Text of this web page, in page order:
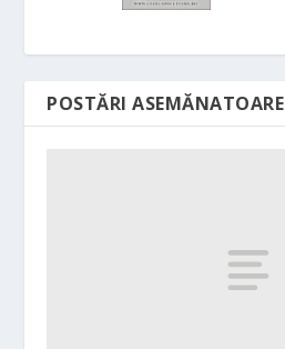
POSTĂRI ASEMĂNATOARE